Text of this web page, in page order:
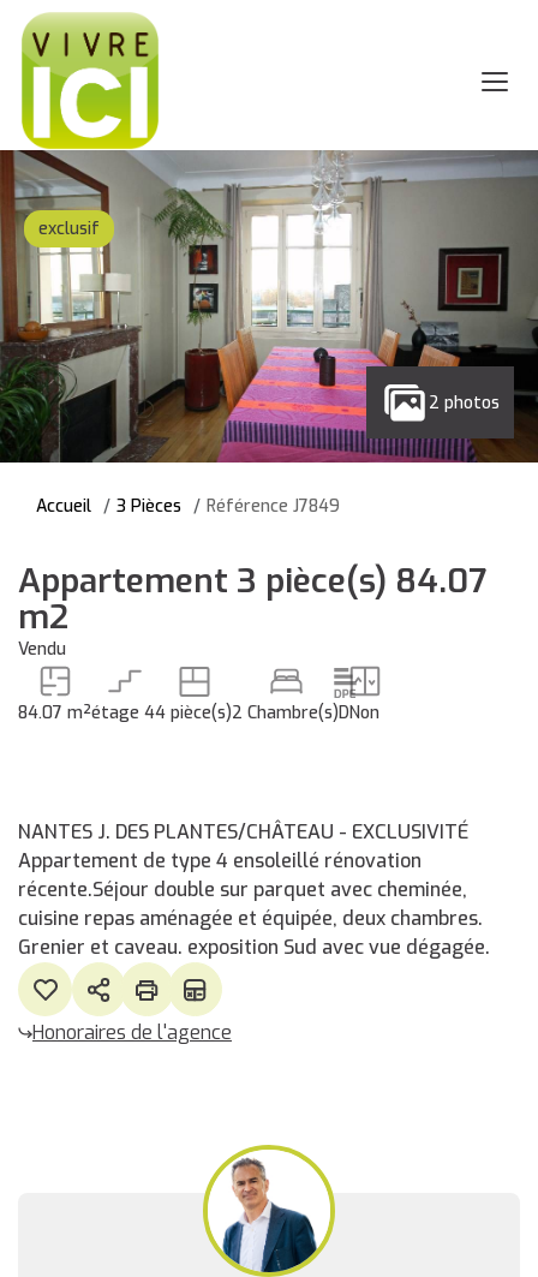
exclusif
2 photos
Accueil 3 Pièces Référence J7849
Appartement 3 pièce(s) 84.07
m2
Vendu
84.07 m²étage 44 pièce(s)2 Chambre(s)DNon
NANTES J. DES PLANTES/CHÂTEAU - EXCLUSIVITÉ
Appartement de type 4 ensoleillé rénovation
récente.Séjour double sur parquet avec cheminée,
cuisine repas aménagée et équipée, deux chambres.
Grenier et caveau. exposition Sud avec vue dégagée.
Honoraires de l'agence